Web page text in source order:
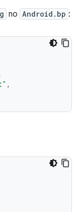
no Android.bp :
,